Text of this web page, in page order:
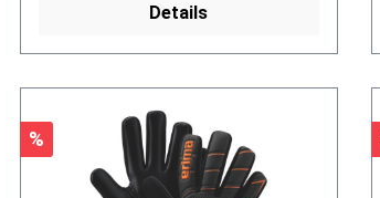
Details
Rabatt
%